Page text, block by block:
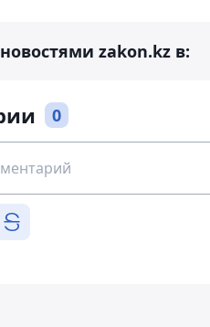
zakon.kz в:
0